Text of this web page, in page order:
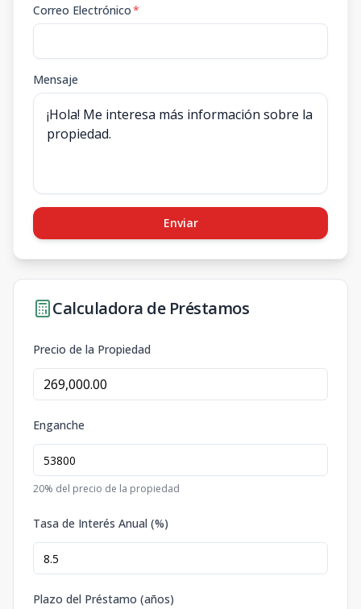
Correo Electrónico*
Mensaje
Enviar
Calculadora de Préstamos
Precio de la Propiedad
Enganche
20% del precio de la propiedad
Tasa de Interés Anual (%)
Plazo del Préstamo (años)